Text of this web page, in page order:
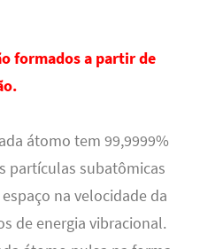
formados a partir de
átomo tem 99,9999%
partículas subatômicas
na velocidade da
de energia vibracional.